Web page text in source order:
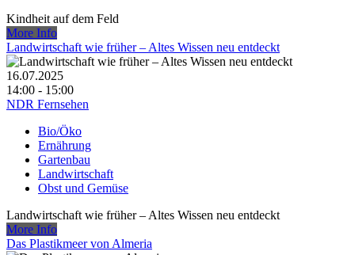
Kindheit auf dem Feld
More Info
Landwirtschaft wie früher – Altes Wissen neu entdeckt
16.07.2025
14:00 - 15:00
NDR Fernsehen
Bio/Öko
Ernährung
Gartenbau
Landwirtschaft
Obst und Gemüse
Landwirtschaft wie früher – Altes Wissen neu entdeckt
More Info
Das Plastikmeer von Almeria